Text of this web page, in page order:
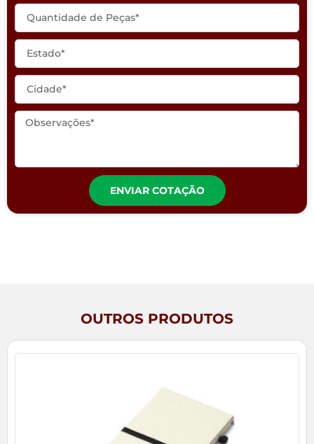
ENVIAR COTAÇÃO
OUTROS PRODUTOS